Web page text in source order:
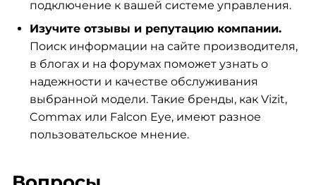
подключение к вашей системе управления.
Изучите отзывы и репутацию компании.
Поиск информации на сайте производителя,
в блогах и на форумах поможет узнать о
надежности и качестве обслуживания
выбранной модели. Такие бренды, как Vizit,
Commax или Falcon Eye, имеют разное
пользовательское мнение.